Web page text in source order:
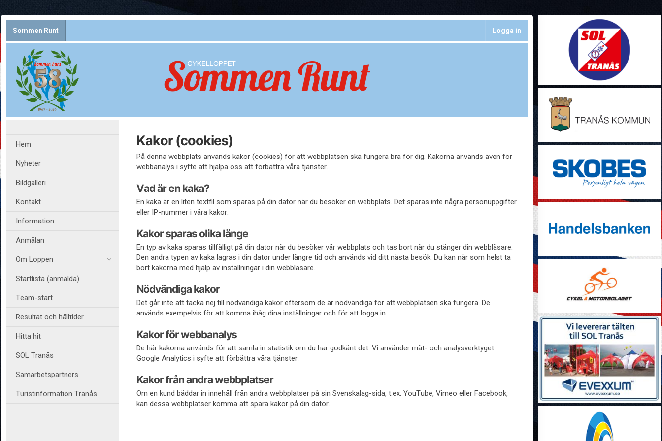
Sommen Runt Logga in
Hem
Nyheter
Bildgalleri
Kontakt
Information
Anmälan
Om Loppen
Startlista (anmälda)
Team-start
Resultat och hålltider
Hitta hit
SOL Tranås
Samarbetspartners
Turistinformation Tranås
Kakor (cookies)
På denna webbplats används kakor (cookies) för att webbplatsen ska fungera bra för dig. Kakorna används även för
webbanalys i syfte att hjälpa oss att förbättra våra tjänster.
Vad är en kaka?
En kaka är en liten textfil som sparas på din dator när du besöker en webbplats. Det sparas inte några personuppgifter
eller IP-nummer i våra kakor.
Kakor sparas olika länge
En typ av kaka sparas tillfälligt på din dator när du besöker vår webbplats och tas bort när du stänger din webbläsare.
Den andra typen av kaka lagras i din dator under längre tid och används vid ditt nästa besök. Du kan när som helst ta
bort kakorna med hjälp av inställningar i din webbläsare.
Nödvändiga kakor
Det går inte att tacka nej till nödvändiga kakor eftersom de är nödvändiga för att webbplatsen ska fungera. De
används exempelvis för att komma ihåg dina inställningar och för att logga in.
Kakor för webbanalys
De här kakorna används för att samla in statistik om du har godkänt det. Vi använder mät- och analysverktyget
Google Analytics i syfte att förbättra våra tjänster.
Kakor från andra webbplatser
Om en kund bäddar in innehåll från andra webbplatser på sin Svenskalag-sida, t.ex. YouTube, Vimeo eller Facebook,
kan dessa webbplatser komma att spara kakor på din dator.